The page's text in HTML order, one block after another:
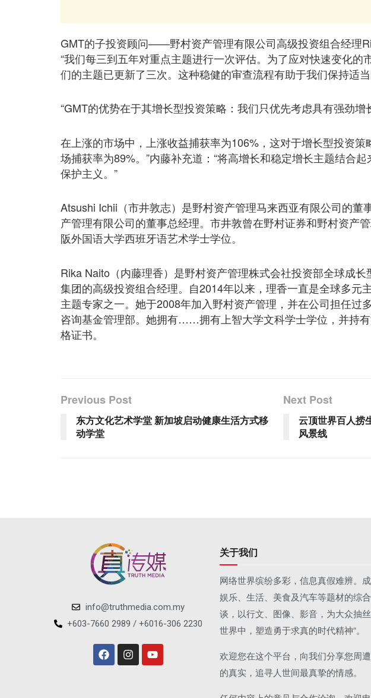
GMT的子投资顾问——野村资产管理有限公司高级投资组合经理
“我们每三到五年对重点主题进行一次评估。为了应对快速变化的
们的主题已更新了三次。这种稳健的审查流程有助于我们保持适
“GMT的优势在于其增长型投资策略：我们只优先考虑具有强劲增
在上涨的市场中，上涨收益捕获率为106%，这对于增长型投资
场捕获率为89%。”内藤补充道：“将高增长和稳定增长主题结合
保护主义。”
Atsushi Ichii（市井敦志）是野村资产管理马来西亚有限公司的董
产管理有限公司的董事总经理。市井敦曾在野村证券和野村资产
阪外国语大学西班牙语艺术学士学位。
Rika Naito（内藤理香）是野村资产管理株式会社投资部全球成
集团的高级投资组合经理。自2014年以来，理香一直是全球多元
主题专家之一。她于2008年加入野村资产管理，并在公司担任过
咨询基金管理部。她拥有……拥有上智大学文科学士学位，并持
格证书。
Previous Post
东方文化艺术学堂 新加坡启动健康生活方式移
动学堂
Next Post
云顶世界百人捞
风景线
info@truthmedia.com.my
+603-7660 2989 / +6016-306 2230
关于我们
网络世界缤纷多彩，信息真假难辨。
娱乐、生活、美食及汽车等题材的综
谈，以行文、图像、影音，为大众抽
世界中，塑造勇于求真的时代精神“。
欢迎您在这个平台，向我们分享您周
的真实，追寻人世间最真挚的情感。